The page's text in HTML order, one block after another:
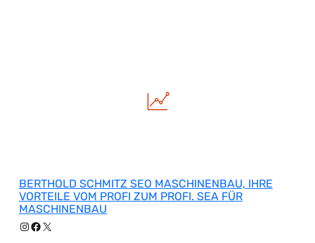
BERTHOLD SCHMITZ SEO MASCHINENBAU, IHRE
VORTEILE VOM PROFI ZUM PROFI. SEA FÜR
MASCHINENBAU
Instagram
Facebook
X